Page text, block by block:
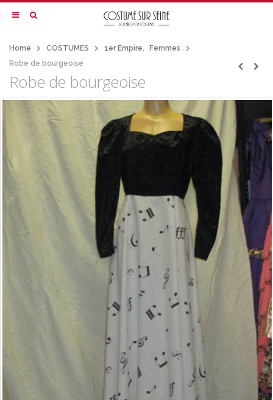
Home COSTUMES 1er Empire,
Femmes
Robe de bourgeoise
Robe de bourgeoise